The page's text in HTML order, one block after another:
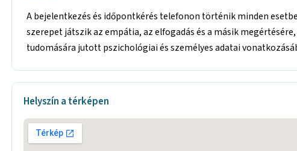
A bejelentkezés és időpontkérés telefonon történik minden
szerepet játszik az empátia, az elfogadás és a másik
tudomására jutott pszichológiai és személyes adatai
Helyszín a térképen